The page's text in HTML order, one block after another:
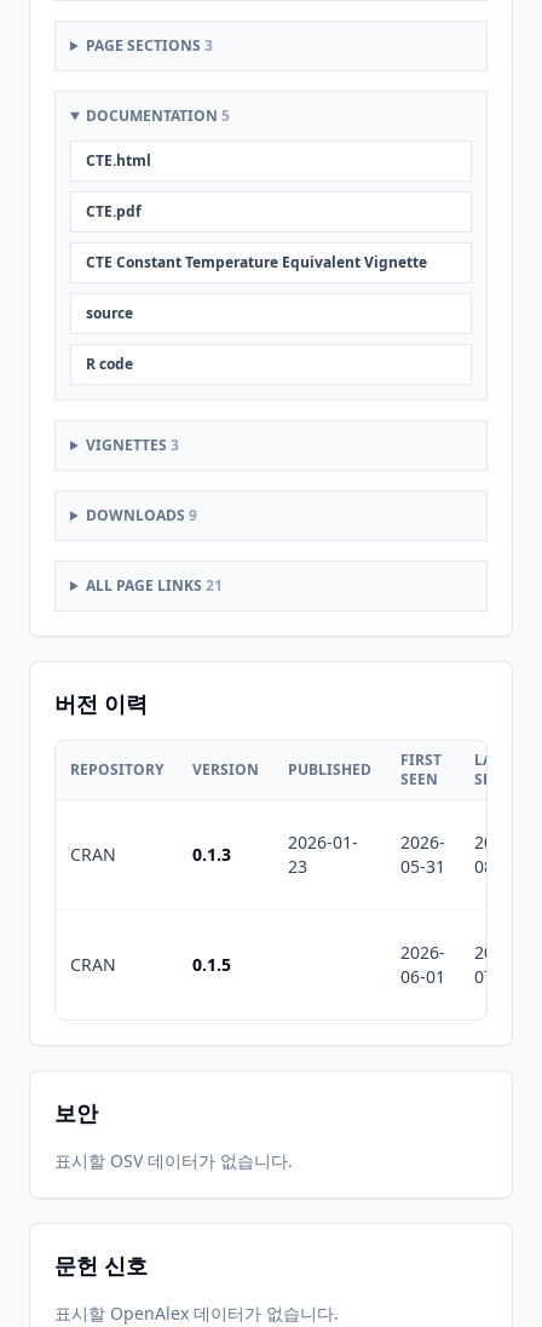
PAGE SECTIONS 3
DOCUMENTATION 5
CTE.html
CTE.pdf
CTE Constant Temperature Equivalent Vignette
source
R code
VIGNETTES 3
DOWNLOADS 9
ALL PAGE LINKS 21
버전 이력
REPOSITORY VERSION PUBLISHED
FIRST
SEEN
LAST
SEEN
CRAN 0.1.3
2026-01-
23
2026-
05-31
2026-
08-04
CRAN 0.1.5
2026-
06-01
2026-
07-10
보안
표시할 OSV 데이터가 없습니다.
문헌 신호
표시할 OpenAlex 데이터가 없습니다.